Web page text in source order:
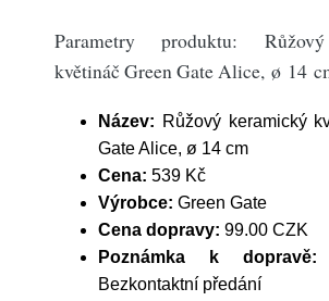
Parametry produktu:
květináč Green Gate Alice, ø 14
Název: Růžový keramický
Gate Alice, ø 14 cm
Cena: 539 Kč
Výrobce: Green Gate
Cena dopravy: 99.00 CZK
Poznámka k dopravě:
Bezkontaktní předání